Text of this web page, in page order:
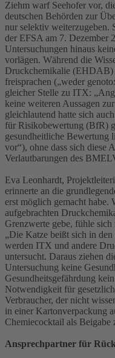
Ziehm warf Seehofer vor,
deutschen Behörden zur
nur selektiv weiterzugeben.
der EFSA am 7. Dezember
Untersuchungen hinaus
vorlägen. Während die
Druckchemikalie
freisprachen („weder
gleicher Stelle zu ITX:
keine weiteren Aussagen
gleichlautend hatte sich
für Risikobewertung (BfR)
gesundheitliche Bewertung
vor“), ohne dass sich diese
Verlautbarungen des
Eva Leonhardt,
erinnerte an die
erst möglich gemacht habe.
aufgebrachten
Grenzwerte gebe, fühle
„Die Katze beißt sich in
werden ITX und andere
untersucht. Daraus ziehen
Untersuchung keine
Gesundheitsgefährdung
Notwendigkeit für
Verbraucher, der nicht
in einer Kartonverpackung
Chemiecocktail als Beigabe
Ansprechpartner für